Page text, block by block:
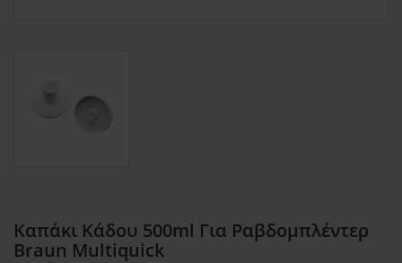
Καπάκι Κάδου 500ml Για Ραβδομπλέντερ
Braun Multiquick